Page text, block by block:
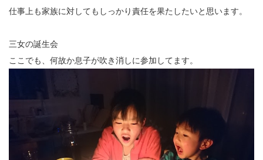
仕事上も家族に対してもしっかり責任を果たしたいと思います。
三女の誕生会
ここでも、何故か息子が吹き消しに参加してます。